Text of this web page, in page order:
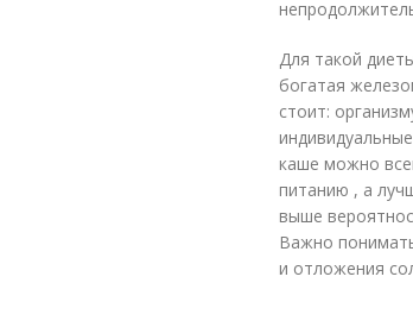
Для такой
богатая
стоит:
каше можно
питанию , а
выше
Важно
и отложения